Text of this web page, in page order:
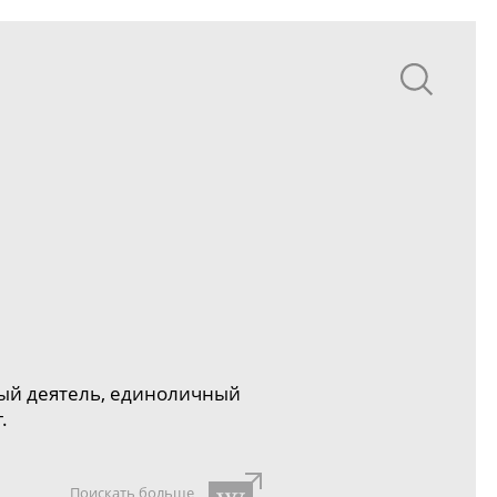
деятель, единоличный
Поискать больше